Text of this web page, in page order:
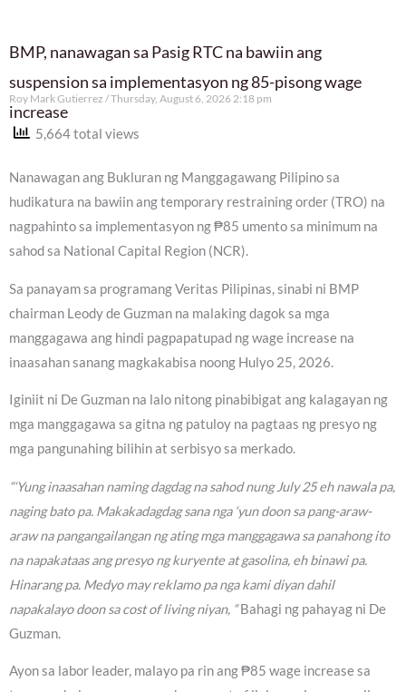
BMP, nanawagan sa Pasig RTC na bawiin ang
suspension sa implementasyon ng 85-pisong wage
increase
Roy Mark Gutierrez Thursday, August 6, 2026 2:18 pm
5,664 total views
Nanawagan ang Bukluran ng Manggagawang Pilipino sa
hudikatura na bawiin ang temporary restraining order (TRO) na
nagpahinto sa implementasyon ng ₱85 umento sa minimum na
sahod sa National Capital Region (NCR).
Sa panayam sa programang Veritas Pilipinas, sinabi ni BMP
chairman Leody de Guzman na malaking dagok sa mga
manggagawa ang hindi pagpapatupad ng wage increase na
inaasahan sanang magkakabisa noong Hulyo 25, 2026.
Iginiit ni De Guzman na lalo nitong pinabibigat ang kalagayan ng
mga manggagawa sa gitna ng patuloy na pagtaas ng presyo ng
mga pangunahing bilihin at serbisyo sa merkado.
“‘Yung inaasahan naming dagdag na sahod nung July 25 eh nawala pa,
naging bato pa. Makakadagdag sana nga ‘yun doon sa pang-araw-
araw na pangangailangan ng ating mga manggagawa sa panahong ito
na napakataas ang presyo ng kuryente at gasolina, eh binawi pa.
Hinarang pa. Medyo may reklamo pa nga kami diyan dahil
napakalayo doon sa cost of living niyan, “Bahagi ng pahayag ni De
Guzman.
Ayon sa labor leader, malayo pa rin ang ₱85 wage increase sa